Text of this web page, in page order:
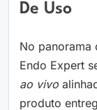
De Uso
No panorama
Endo Expert
ao vivo
produto